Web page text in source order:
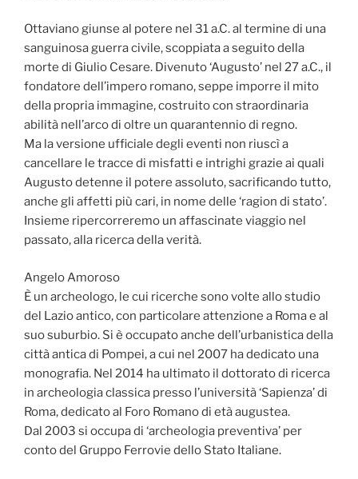
Ottaviano giunse al potere nel 31 a.C. al termine di una
sanguinosa guerra civile, scoppiata a seguito della
morte di Giulio Cesare. Divenuto ‘Augusto’ nel 27 a.C., il
fondatore dell’impero romano, seppe imporre il mito
della propria immagine, costruito con straordinaria
abilità nell’arco di oltre un quarantennio di regno.
Ma la versione ufficiale degli eventi non riuscì a
cancellare le tracce di misfatti e intrighi grazie ai quali
Augusto detenne il potere assoluto, sacrificando tutto,
anche gli affetti più cari, in nome delle ‘ragion di stato’.
Insieme ripercorreremo un affascinate viaggio nel
passato, alla ricerca della verità.
Angelo Amoroso
È un archeologo, le cui ricerche sono volte allo studio
del Lazio antico, con particolare attenzione a Roma e al
suo suburbio. Si è occupato anche dell’urbanistica della
città antica di Pompei, a cui nel 2007 ha dedicato una
monografia. Nel 2014 ha ultimato il dottorato di ricerca
in archeologia classica presso l’università ‘Sapienza’ di
Roma, dedicato al Foro Romano di età augustea.
Dal 2003 si occupa di ‘archeologia preventiva’ per
conto del Gruppo Ferrovie dello Stato Italiane.